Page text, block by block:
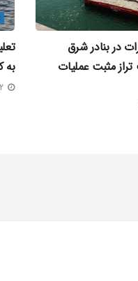
در بنادر شرق
مثبت عملیات
به